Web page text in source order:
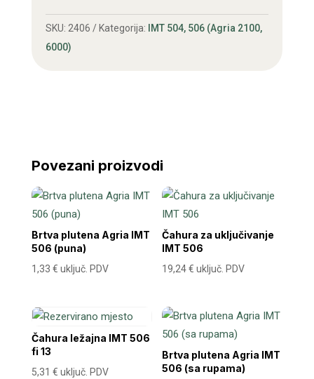
IMT
506
količina
SKU: 2406 Kategorija:
IMT 504, 506 (Agria 2100,
6000)
Povezani proizvodi
Brtva plutena Agria IMT
506 (puna)
1,33 € uključ. PDV
Čahura za uključivanje
IMT 506
19,24€ uključ. PDV
Čahura ležajna IMT 506
fi 13
5,31 € uključ. PDV
Brtva plutena Agria IMT
506 (sa rupama)